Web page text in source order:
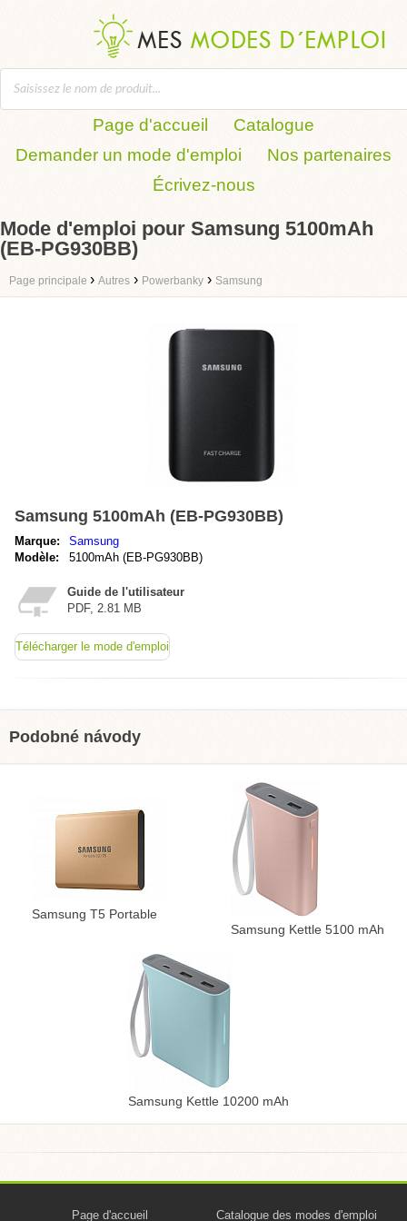
Page d'accueil
Catalogue
Demander un mode d'emploi
Nos partenaires
Écrivez-nous
Mode d'emploi pour Samsung 5100mAh
(EB-PG930BB)
Page principale › Autres › Powerbanky › Samsung
Samsung 5100mAh (EB-PG930BB)
Marque:
Samsung
Modèle:
5100mAh (EB-PG930BB)
Guide de l'utilisateur
PDF, 2.81 MB
Télécharger le mode d'emploi
Podobné návody
Samsung T5 Portable
Samsung Kettle 5100 mAh
Samsung Kettle 10200 mAh
Page d'accueil Catalogue des modes d'emploi